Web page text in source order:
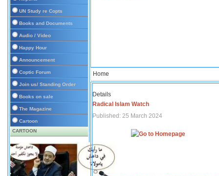
UN Study re Copts
Books and Documents
Audio / Video
Happy Hour
Announcement
Coptic Forum
Join us/ Standing Order
Books on sale
The Magazine
Cartoon
CARTOON
Home
Details
Radical Islam Watch
Published: 25 March 2024